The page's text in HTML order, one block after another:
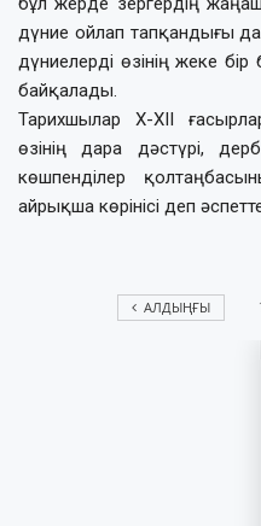
дүние ойлап тапқандығы да
дүниелерді өзінің жеке
байқалады.
Тарихшылар X-XII
өзінің дара дәстүрі,
көшпенділер
айрықша көрінісі деп
АЛДЫҢҒЫ